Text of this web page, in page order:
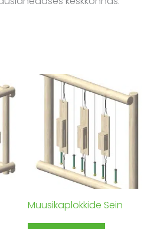
Muusikaplokkide Sein